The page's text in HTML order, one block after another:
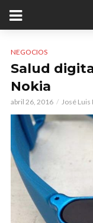
NEGOCIOS
Salud
Nokia
abril 26, 2016 José